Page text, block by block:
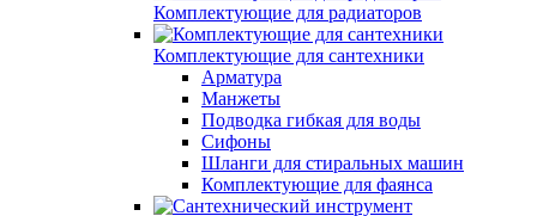
Комплектующие для радиаторов
Комплектующие для сантехники
Арматура
Манжеты
Подводка гибкая для воды
Сифоны
Шланги для стиральных машин
Комплектующие для фаянса